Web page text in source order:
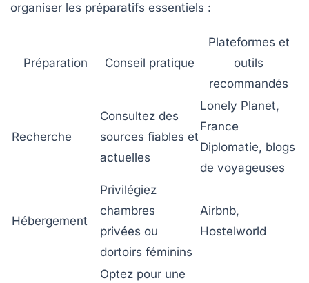
organiser les préparatifs essentiels :
Préparation Conseil pratique
Plateformes et
outils
recommandés
Recherche
Consultez des
sources fiables et
actuelles
Lonely Planet,
France
Diplomatie, blogs
de voyageuses
Hébergement
Privilégiez
chambres
privées ou
dortoirs féminins
Airbnb,
Hostelworld
Optez pour une